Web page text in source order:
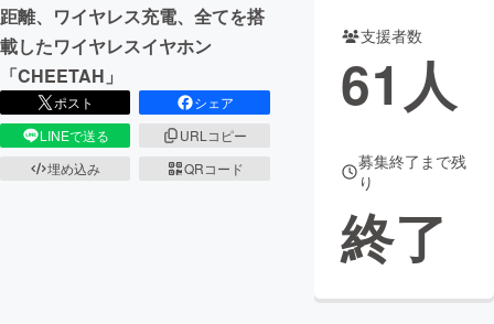
距離、ワイヤレス充電、全てを搭
載したワイヤレスイヤホン
「CHEETAH」
ポスト
シェア
LINEで送る
URLコピー
埋め込み
QRコード
支援者数
61 人
募集終了まで残
り
終了